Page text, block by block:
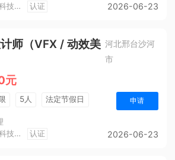
河北众杰网络科技有限公司 认证 2026-06-23
师（VFX / 动效美 河北邢台沙河
市
元
5人
法定节假日
申请
河北众杰网络科技有限公司
认证 2026-06-23